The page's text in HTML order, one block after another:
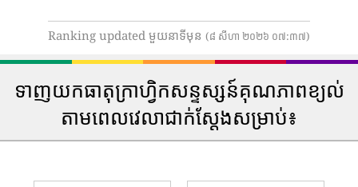
Ranking updated មួយនាទីមុន (៨ សីហា ២០២៦ ០៧:៣៧)
ទាញយកធាតុក្រាហ្វិកសន្ទស្សន៍គុណភាពខ្យល់
តាមពេលវេលាជាក់ស្តែងសម្រាប់៖